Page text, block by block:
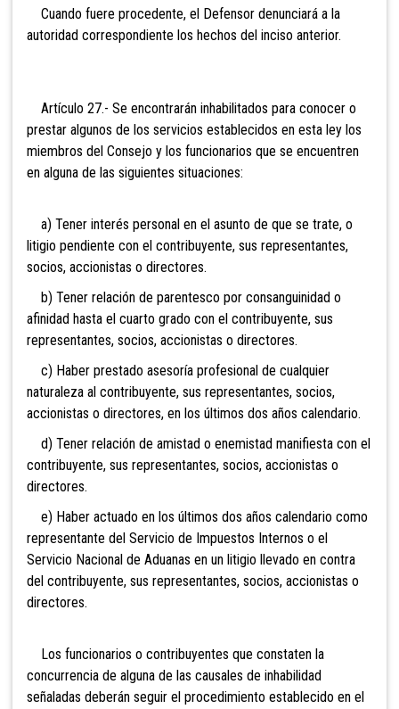
Cuando fuere procedente, el Defensor denunciará a la
autoridad correspondiente los hechos del inciso anterior.
Artículo 27.- Se encontrarán inhabilitados para conocer o
prestar algunos de los servicios establecidos en esta ley los
miembros del Consejo y los funcionarios que se encuentren
en alguna de las siguientes situaciones:
a) Tener interés personal en el asunto de que se trate, o
litigio pendiente con el contribuyente, sus representantes,
socios, accionistas o directores.
b) Tener relación de parentesco por consanguinidad o
afinidad hasta el cuarto grado con el contribuyente, sus
representantes, socios, accionistas o directores.
c) Haber prestado asesoría profesional de cualquier
naturaleza al contribuyente, sus representantes, socios,
accionistas o directores, en los últimos dos años calendario.
d) Tener relación de amistad o enemistad manifiesta con el
contribuyente, sus representantes, socios, accionistas o
directores.
e) Haber actuado en los últimos dos años calendario como
representante del Servicio de Impuestos Internos o el
Servicio Nacional de Aduanas en un litigio llevado en contra
del contribuyente, sus representantes, socios, accionistas o
directores.
Los funcionarios o contribuyentes que constaten la
concurrencia de alguna de las causales de inhabilidad
señaladas deberán seguir el procedimiento establecido en el